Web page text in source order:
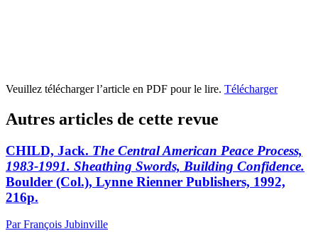
Veuillez télécharger l’article en PDF pour le lire. Télécharger
Autres articles de cette revue
CHILD, Jack. The Central American Peace Process,
1983-1991. Sheathing Swords, Building Confidence.
Boulder (Col.), Lynne Rienner Publishers, 1992,
216p.
Par François Jubinville